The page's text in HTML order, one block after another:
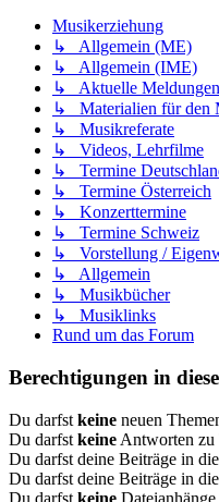
Musikerziehung
↳ Allgemein (ME)
↳ Allgemein (IME)
↳ Aktuelle Meldungen
↳ Materialien für den
↳ Musikreferate
↳ Videos, Lehrfilme
↳ Termine
↳ Termine Österreich
↳ Konzerttermine
↳ Termine Schweiz
↳ Vorstellung /
↳ Allgemein
↳ Musikbücher
↳ Musiklinks
Rund um das Forum
Berechtigungen in
Du darfst keine neuen
Du darfst keine Antworten zu
Du darfst deine Beiträge in
Du darfst deine Beiträge in
Du darfst keine